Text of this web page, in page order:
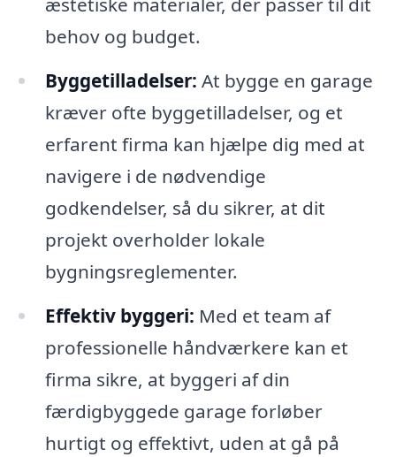
behov og budget.
Byggetilladelser: At bygge en garage
kræver ofte byggetilladelser, og et
erfarent firma kan hjælpe dig med at
navigere i de nødvendige
godkendelser, så du sikrer, at dit
projekt overholder lokale
bygningsreglementer.
Effektiv byggeri: Med et team af
professionelle håndværkere kan et
firma sikre, at byggeri af din
færdigbyggede garage forløber
hurtigt og effektivt, uden at gå på